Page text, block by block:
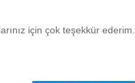
için çok teşekkür ederim.